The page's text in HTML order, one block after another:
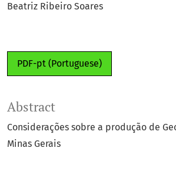
Beatriz Ribeiro Soares
PDF-pt (Portuguese)
Abstract
Considerações sobre a produção de
Minas Gerais